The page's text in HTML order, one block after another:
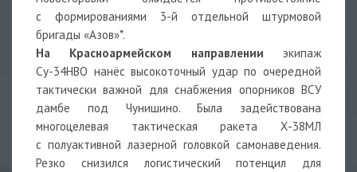
с формированиями 3-й отдельной штурмовой
бригады «Азов»*.
На Красноармейском направлении
экипаж
Су-34НВО нанёс высокоточный удар по очередной
тактически важной для снабжения опорников ВСУ
дамбе под Чунишино. Была задействована
многоцелевая тактическая ракета Х-38МЛ
с полуактивной лазерной головкой самонаведения.
Резко снизился логистический потенцил для